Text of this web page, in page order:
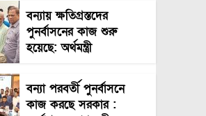
বন্যায় ক্ষতিগ্রস্তদের
পুনর্বাসনের কাজ শুরু
হয়েছে: অর্থমন্ত্রী
বন্যা পরবর্তী পুনর্বাসনে
কাজ করছে সরকার :